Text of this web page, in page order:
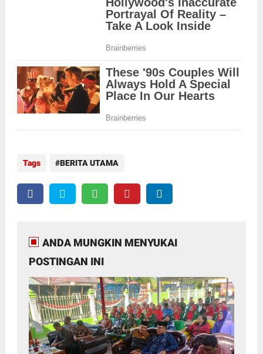
Tags BERITA UTAMA
ANDA MUNGKIN MENYUKAI
POSTINGAN INI